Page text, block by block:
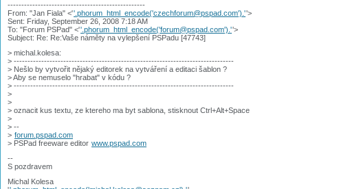
--------------------------------------------------
From: "Jan Fiala" <''.phorum_html_encode('czechforum@pspad.com').''>
Sent: Friday, September 26, 2008 7:18 AM
To: "Forum PSPad" <''.phorum_html_encode('forum@pspad.com').''>
Subject: Re: Re:Vaše náměty na vylepšení PSPadu [47743]
> michal.kolesa:
> --------------------------------------------------------------------------------
> Nešlo by vytvořit nějaký editorek na vytváření a editaci šablon ?
> Aby se nemuselo "hrabat" v kódu ?
> --------------------------------------------------------------------------------
>
>
> oznacit kus textu, ze ktereho ma byt sablona, stisknout Ctrl+Alt+Space
>
> --
> forum.pspad.com
> PSPad freeware editor www.pspad.com
--
S pozdravem
Michal Kolesa